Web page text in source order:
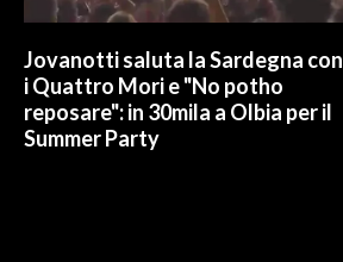
Jovanotti saluta la Sardegna con
i Quattro Mori e "No potho
reposare": in 30mila a Olbia per il
Summer Party